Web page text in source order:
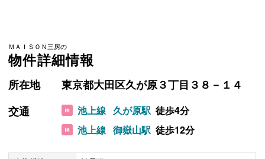
ＭＡＩＳＯＮ三房の
物件詳細情報
所在地
東京都大田区久が原３丁目３８－１４
交通
池上線 久が原駅 徒歩4分
池上線 御嶽山駅 徒歩12分